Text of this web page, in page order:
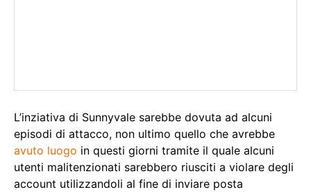
L’inziativa di Sunnyvale sarebbe dovuta ad alcuni
episodi di attacco, non ultimo quello che avrebbe
avuto luogo in questi giorni tramite il quale alcuni
utenti malitenzionati sarebbero riusciti a violare degli
account utilizzandoli al fine di inviare posta